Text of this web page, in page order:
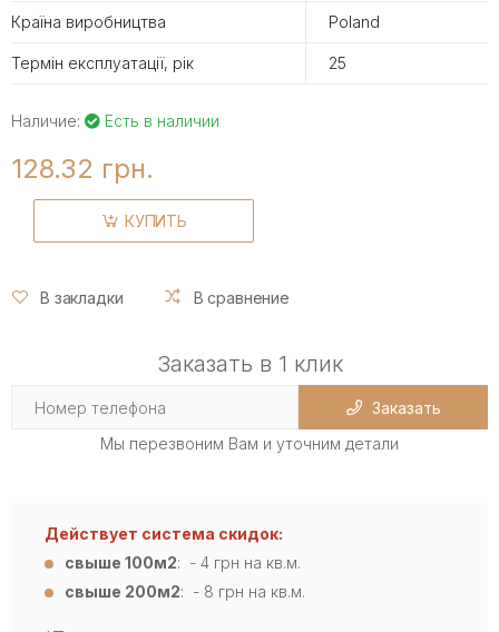
Країна виробництва Poland
Термін експлуатації, рік 25
Наличие: Есть в наличии
128.32 грн.
КУПИТЬ
В закладки В сравнение
Заказать в 1 клик
Заказать
Мы перезвоним Вам и уточним детали
Действует система скидок:
свыше 100м2: - 4 грн на кв.м.
свыше 200м2: - 8 грн на кв.м.